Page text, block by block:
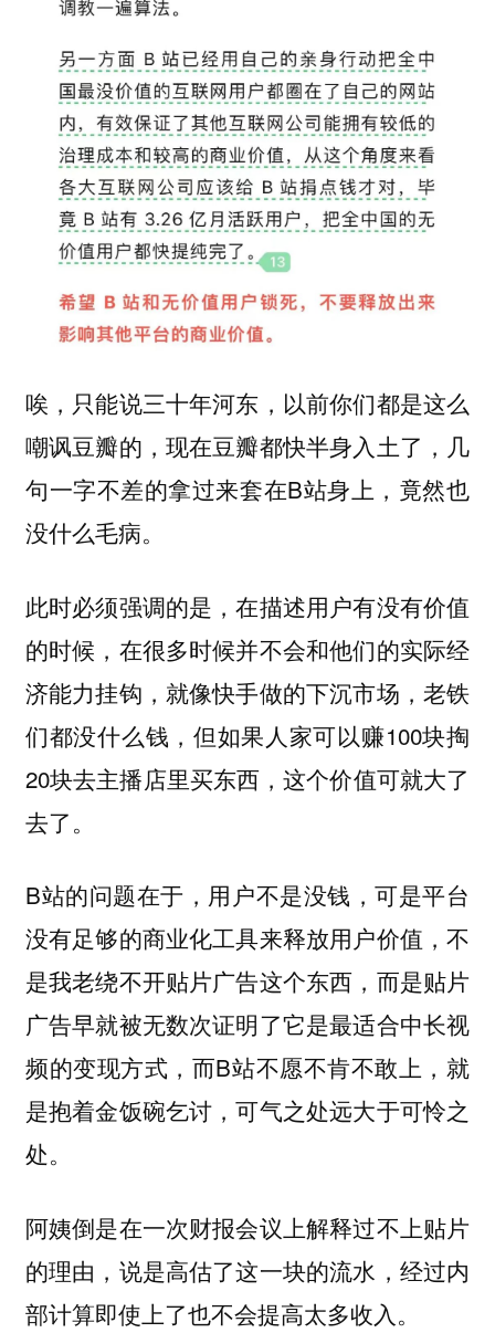
唉，只能说三十年河东，以前你们都是这么
嘲讽豆瓣的，现在豆瓣都快半身入土了，几
句一字不差的拿过来套在B站身上，竟然也
没什么毛病。
此时必须强调的是，在描述用户有没有价值
的时候，在很多时候并不会和他们的实际经
济能力挂钩，就像快手做的下沉市场，老铁
们都没什么钱，但如果人家可以赚100块掏
20块去主播店里买东西，这个价值可就大了
去了。
B站的问题在于，用户不是没钱，可是平台
没有足够的商业化工具来释放用户价值，不
是我老绕不开贴片广告这个东西，而是贴片
广告早就被无数次证明了它是最适合中长视
频的变现方式，而B站不愿不肯不敢上，就
是抱着金饭碗乞讨，可气之处远大于可怜之
处。
阿姨倒是在一次财报会议上解释过不上贴片
的理由，说是高估了这一块的流水，经过内
部计算即使上了也不会提高太多收入。